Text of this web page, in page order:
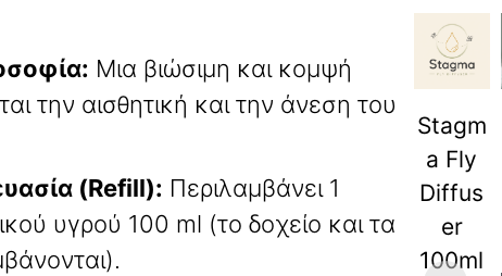
Μια βιώσιμη και κομψή
την αισθητική και την άνεση του
(Refill): Περιλαμβάνει 1
υγρού 100 ml (το δοχείο και τα
.
Stagm
a Fly
Diffus
er
100ml